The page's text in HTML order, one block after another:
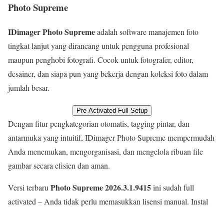
Photo Supreme
IDimager Photo Supremeadalah software manajemen foto
tingkat lanjut yang dirancang untuk pengguna profesional
maupun penghobi fotografi. Cocok untuk fotografer, editor,
desainer, dan siapa pun yang bekerja dengan koleksi foto dalam
jumlah besar.
Pre Activated Full Setup
Dengan fitur pengkategorian otomatis, tagging pintar, dan
antarmuka yang intuitif, IDimager Photo Supreme mempermudah
Anda menemukan, mengorganisasi, dan mengelola ribuan file
gambar secara efisien dan aman.
Versi terbaru Photo Supreme 2026.3.1.9415ini sudah full
activated – Anda tidak perlu memasukkan lisensi manual. Instal